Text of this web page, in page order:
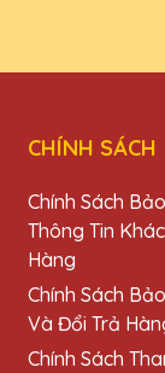
hào khi trao
chất lượng cao
CHÍNH SÁCH
Chính Sách
Thông Tin
Hàng
Chính Sách
Và Đổi Trả
Chính Sách